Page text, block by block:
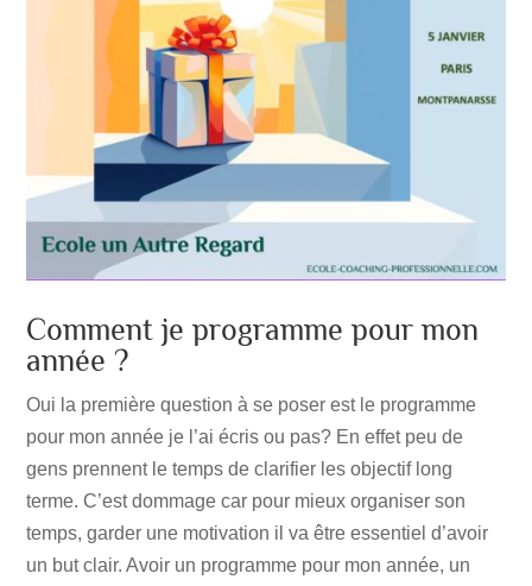
Comment je programme pour mon
année ?
Oui la première question à se poser est le programme
pour mon année je l’ai écris ou pas? En effet peu de
gens prennent le temps de clarifier les objectif long
terme. C’est dommage car pour mieux organiser son
temps, garder une motivation il va être essentiel d’avoir
un but clair. Avoir un programme pour mon année, un